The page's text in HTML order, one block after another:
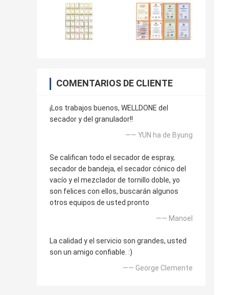
COMENTARIOS DE CLIENTE
¡Los trabajos buenos, WELLDONE del
secador y del granulador!!
—— YUN ha de Byung
Se califican todo el secador de espray,
secador de bandeja, el secador cónico del
vacío y el mezclador de tornillo doble, yo
son felices con ellos, buscarán algunos
otros equipos de usted pronto
—— Manoel
La calidad y el servicio son grandes, usted
son un amigo confiable. :)
—— George Clemente